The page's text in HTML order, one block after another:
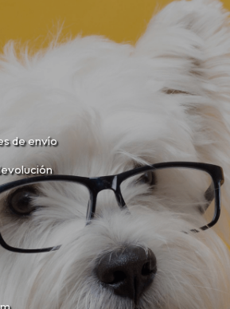
de envío